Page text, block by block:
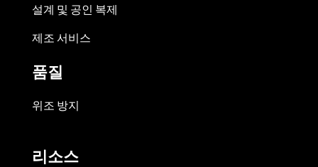
설계 및 공인 복제
제조 서비스
품질
위조 방지
리소스